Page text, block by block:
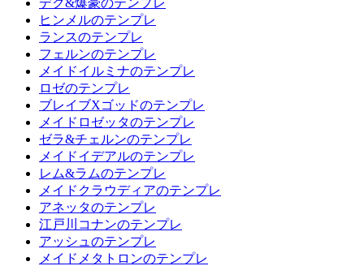
デク&爆豪のテンプレ
ヒンメルのテンプレ
ランスのテンプレ
フェルンのテンプレ
メイドイルミナのテンプレ
ロゼのテンプレ
ブレイブXゴッドのテンプレ
メイドロゼッタのテンプレ
ゼラ&チェルンのテンプレ
メイドイデアルのテンプレ
レム&ラムのテンプレ
メイドクラウディアのテンプレ
アネッタのテンプレ
江戸川コナンのテンプレ
アッシュのテンプレ
メイドメタトロンのテンプレ